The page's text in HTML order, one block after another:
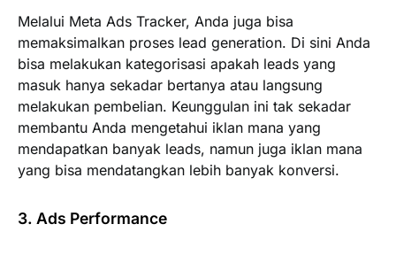
Melalui Meta Ads Tracker, Anda juga bisa
memaksimalkan proses lead generation. Di sini Anda
bisa melakukan kategorisasi apakah leads yang
masuk hanya sekadar bertanya atau langsung
melakukan pembelian. Keunggulan ini tak sekadar
membantu Anda mengetahui iklan mana yang
mendapatkan banyak leads, namun juga iklan mana
yang bisa mendatangkan lebih banyak konversi.
3. Ads Performance